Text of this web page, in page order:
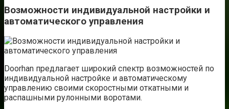
Возможности индивидуальной настройки и
автоматического управления
Doorhan предлагает широкий спектр возможностей по
индивидуальной настройке и автоматическому
управлению своими скоростными откатными и
распашными рулонными воротами.